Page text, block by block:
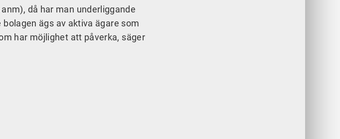
då har man underliggande
ägs av aktiva ägare som
har möjlighet att påverka, säger